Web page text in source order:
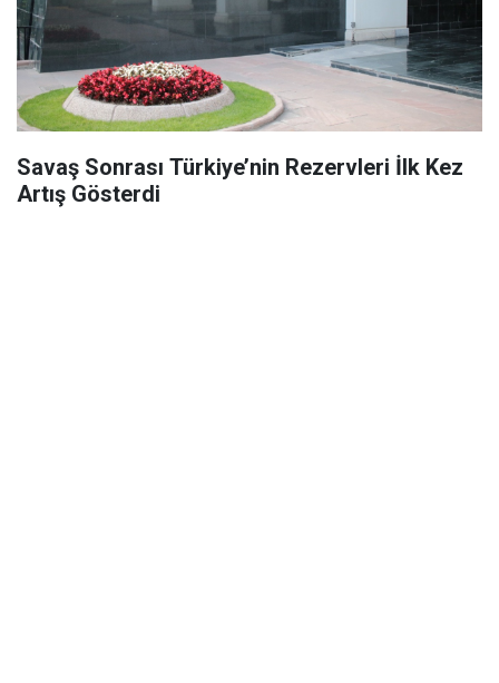
Savaş Sonrası Türkiye’nin Rezervleri İlk Kez
Artış Gösterdi